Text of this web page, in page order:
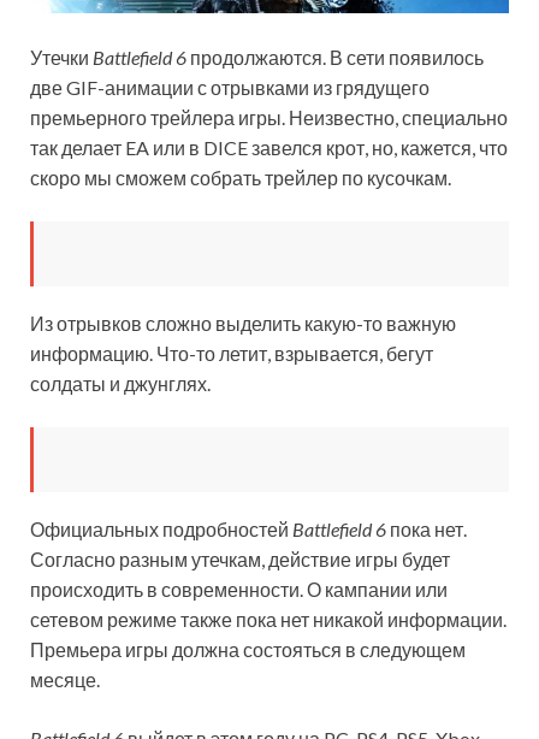
Утечки Battlefield 6 продолжаются. В сети появилось
две GIF-анимации с отрывками из грядущего
премьерного трейлера игры. Неизвестно, специально
так делает EA или в DICE завелся крот, но, кажется, что
скоро мы сможем собрать трейлер по кусочкам.
Из отрывков сложно выделить какую-то важную
информацию. Что-то летит, взрывается, бегут
солдаты и джунглях.
Официальных подробностей Battlefield 6 пока нет.
Согласно разным утечкам, действие игры будет
происходить в современности. О кампании или
сетевом режиме также пока нет никакой информации.
Премьера игры должна состояться в следующем
месяце.